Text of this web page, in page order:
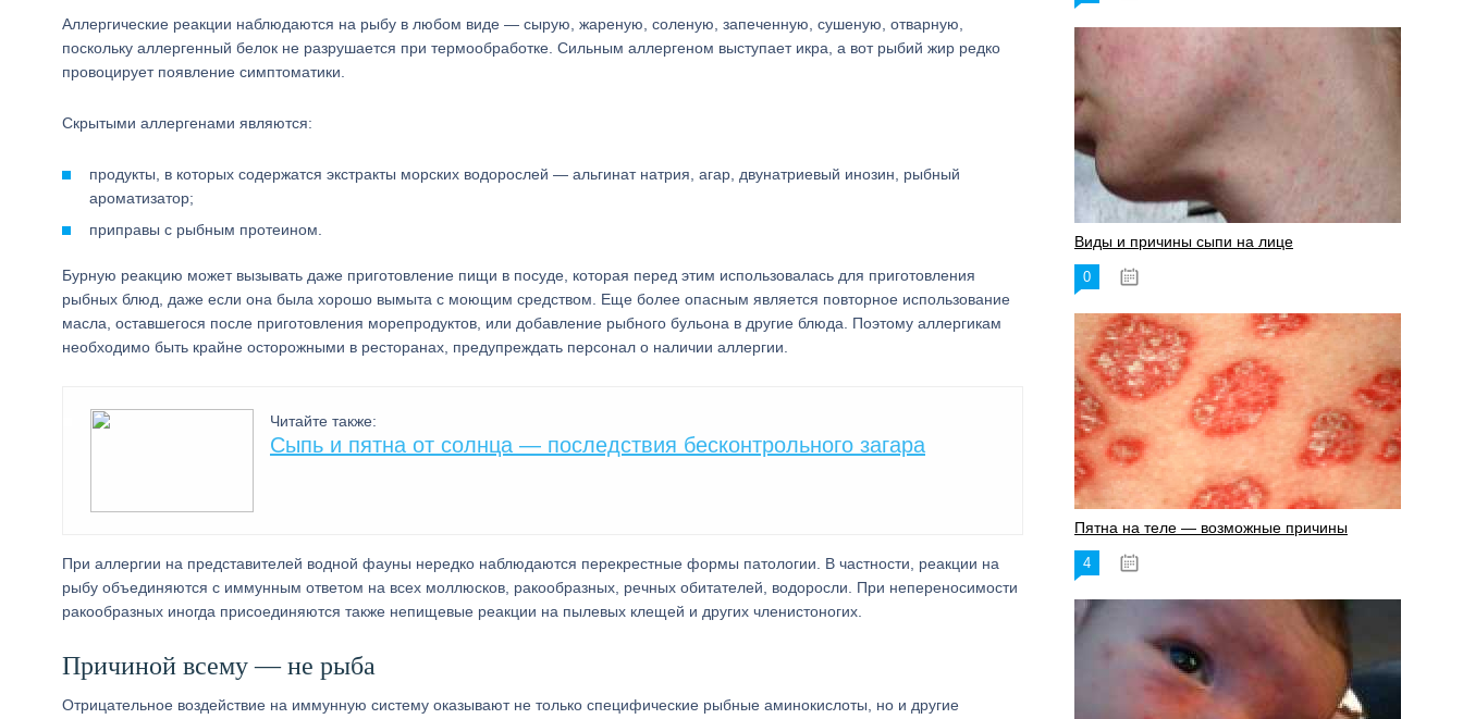
Аллергические реакции наблюдаются на рыбу в любом виде — сырую, жареную, соленую, запеченную, сушеную, отварную,
поскольку аллергенный белок не разрушается при термообработке. Сильным аллергеном выступает икра, а вот рыбий жир редко
провоцирует появление симптоматики.
Скрытыми аллергенами являются:
продукты, в которых содержатся экстракты морских водорослей — альгинат натрия, агар, двунатриевый инозин, рыбный
ароматизатор;
приправы с рыбным протеином.
Бурную реакцию может вызывать даже приготовление пищи в посуде, которая перед этим использовалась для приготовления
рыбных блюд, даже если она была хорошо вымыта с моющим средством. Еще более опасным является повторное использование
масла, оставшегося после приготовления морепродуктов, или добавление рыбного бульона в другие блюда. Поэтому аллергикам
необходимо быть крайне осторожными в ресторанах, предупреждать персонал о наличии аллергии.
Читайте также:
Сыпь и пятна от солнца — последствия бесконтрольного загара
При аллергии на представителей водной фауны нередко наблюдаются перекрестные формы патологии. В частности, реакции на
рыбу объединяются с иммунным ответом на всех моллюсков, ракообразных, речных обитателей, водоросли. При непереносимости
ракообразных иногда присоединяются также непищевые реакции на пылевых клещей и других членистоногих.
Причиной всему — не рыба
Отрицательное воздействие на иммунную систему оказывают не только специфические рыбные аминокислоты, но и другие
Виды и причины сыпи на лице
0
Пятна на теле — возможные причины
4